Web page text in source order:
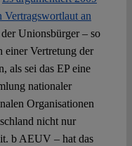
Vertragswortlaut an
Unionsbürger – so
einer Vertretung der
als sei das EP eine
nationaler
Organisationen
nicht nur
b AEUV – hat das